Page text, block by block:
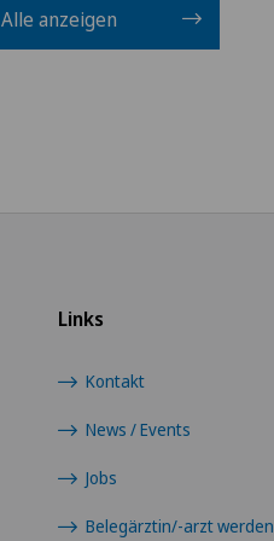
Alle anzeigen
Links
Kontakt
News / Events
Jobs
Belegärztin/-arzt werden